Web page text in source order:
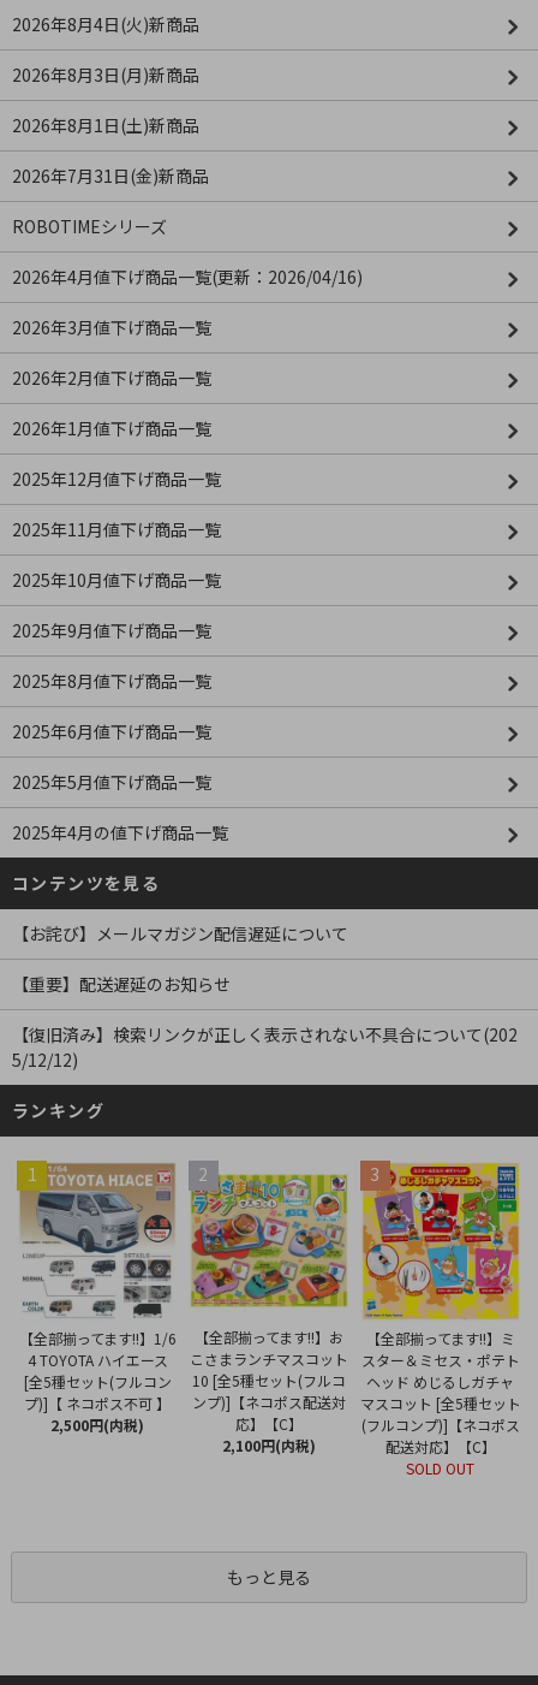
2026年8月4日(火)新商品
2026年8月3日(月)新商品
2026年8月1日(土)新商品
2026年7月31日(金)新商品
ROBOTIMEシリーズ
2026年4月値下げ商品一覧(更新：2026/04/16)
2026年3月値下げ商品一覧
2026年2月値下げ商品一覧
2026年1月値下げ商品一覧
2025年12月値下げ商品一覧
2025年11月値下げ商品一覧
2025年10月値下げ商品一覧
2025年9月値下げ商品一覧
2025年8月値下げ商品一覧
2025年6月値下げ商品一覧
2025年5月値下げ商品一覧
2025年4月の値下げ商品一覧
コンテンツを見る
【お詫び】メールマガジン配信遅延について
【重要】配送遅延のお知らせ
【復旧済み】検索リンクが正しく表示されない不具合について(202
5/12/12)
ランキング
1
【全部揃ってます!!】1/6
4 TOYOTA ハイエース
[全5種セット(フルコン
プ)]【 ネコポス不可 】
2,500円(内税)
2
【全部揃ってます!!】お
こさまランチマスコット
10 [全5種セット(フルコ
ンプ)]【ネコポス配送対
応】【C】
2,100円(内税)
3
【全部揃ってます!!】ミ
スター＆ミセス・ポテト
ヘッド めじるしガチャ
マスコット [全5種セット
(フルコンプ)]【ネコポス
配送対応】【C】
SOLD OUT
もっと見る